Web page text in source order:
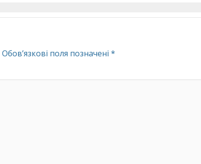
Обов’язкові поля позначені *